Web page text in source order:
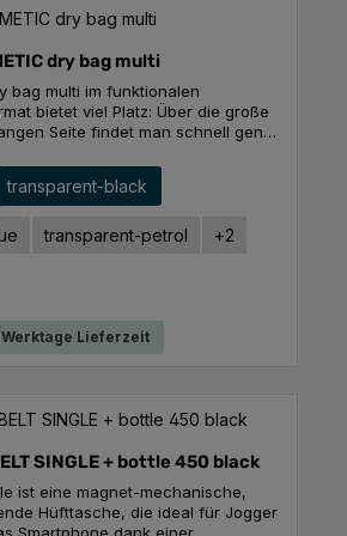
TabletsMagnetverschluss 100 %
Oberfläche für Bedienbarkeit
TabletsKeine Störung
und KartenBefestigungsband
x 277 mm
dry bag multi
bag multi im funktionalen
bietet viel Platz: Über die große
Seite findet man schnell genau
Tasche immer eine gute – und vor
Es gibt sie in Folie in vielen
ganz neuen Look
und KartenVerschiedene
transparent-black
transparent-petrol +2
Lieferzeit
SINGLE + bottle 450 black
ist eine magnet-mechanische,
Hüfttasche, die ideal für Jogger